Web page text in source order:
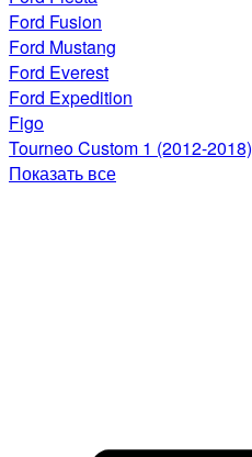
Ford Fusion
Ford Mustang
Ford Everest
Ford Expedition
Figo
Tourneo Custom 1 (2012-2018)
Показать все